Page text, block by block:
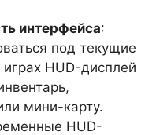
интерфейса:
под текущие
HUD-дисплей
мини-карту.
HUD-